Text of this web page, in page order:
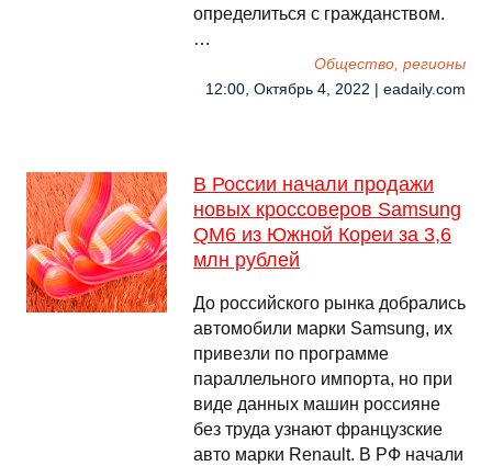
определиться с гражданством.
…
Общество, регионы
12:00, Октябрь 4, 2022 | eadaily.com
В России начали продажи
новых кроссоверов Samsung
QM6 из Южной Кореи за 3,6
млн рублей
До российского рынка добрались
автомобили марки Samsung, их
привезли по программе
параллельного импорта, но при
виде данных машин россияне
без труда узнают французские
авто марки Renault. В РФ начали